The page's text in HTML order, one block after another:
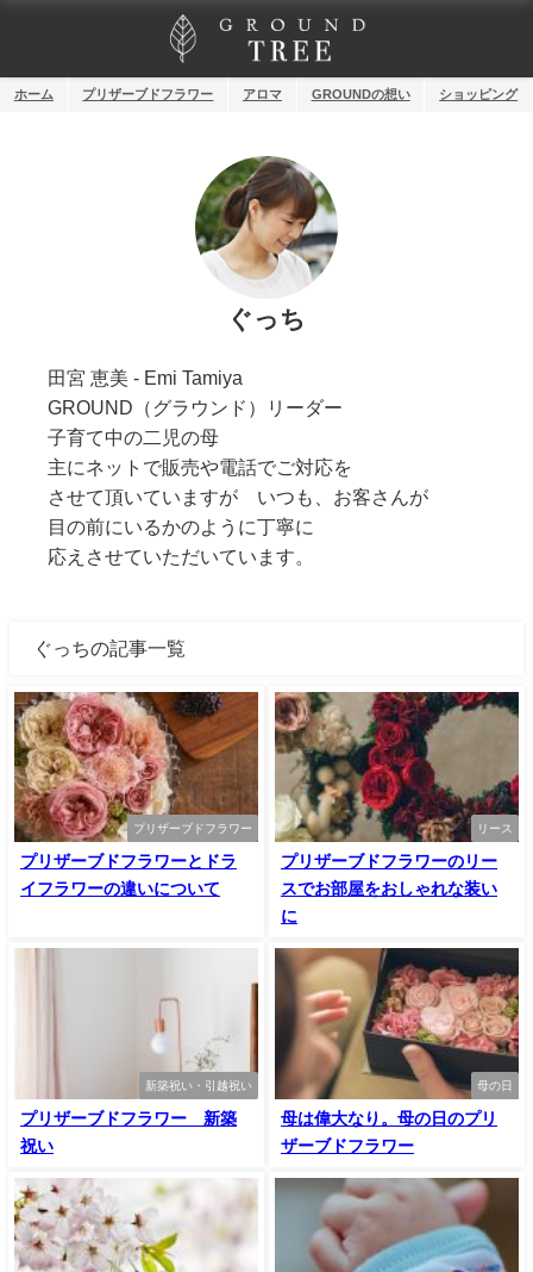
ホーム プリザーブドフラワー アロマ GROUNDの想い ショッピング
ぐっち
田宮 恵美 - Emi Tamiya
GROUND（グラウンド）リーダー
子育て中の二児の母
主にネットで販売や電話でご対応を
させて頂いていますが いつも、お客さんが
目の前にいるかのように丁寧に
応えさせていただいています。
ぐっちの記事一覧
プリザーブドフラワー
プリザーブドフラワーとドラ
イフラワーの違いについて
リース
プリザーブドフラワーのリー
スでお部屋をおしゃれな装い
に
新築祝い・引越祝い
プリザーブドフラワー 新築
祝い
母の日
母は偉大なり。母の日のプリ
ザーブドフラワー